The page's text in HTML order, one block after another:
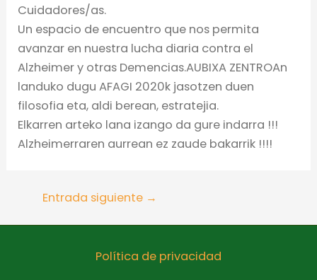
Cuidadores/as.
Un espacio de encuentro que nos permita
avanzar en nuestra lucha diaria contra el
Alzheimer y otras Demencias.AUBIXA ZENTROAn
landuko dugu AFAGI 2020k jasotzen duen
filosofia eta, aldi berean, estratejia.
Elkarren arteko lana izango da gure indarra !!!
Alzheimerraren aurrean ez zaude bakarrik !!!!
Entrada siguiente →
Política de privacidad